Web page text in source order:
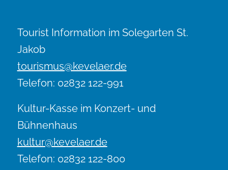
Tourist Information im Solegarten St.
Jakob
tourismus@kevelaer.de
Telefon: 02832 122-991
Kultur-Kasse im Konzert- und
Bühnenhaus
kultur@kevelaer.de
Telefon: 02832 122-800